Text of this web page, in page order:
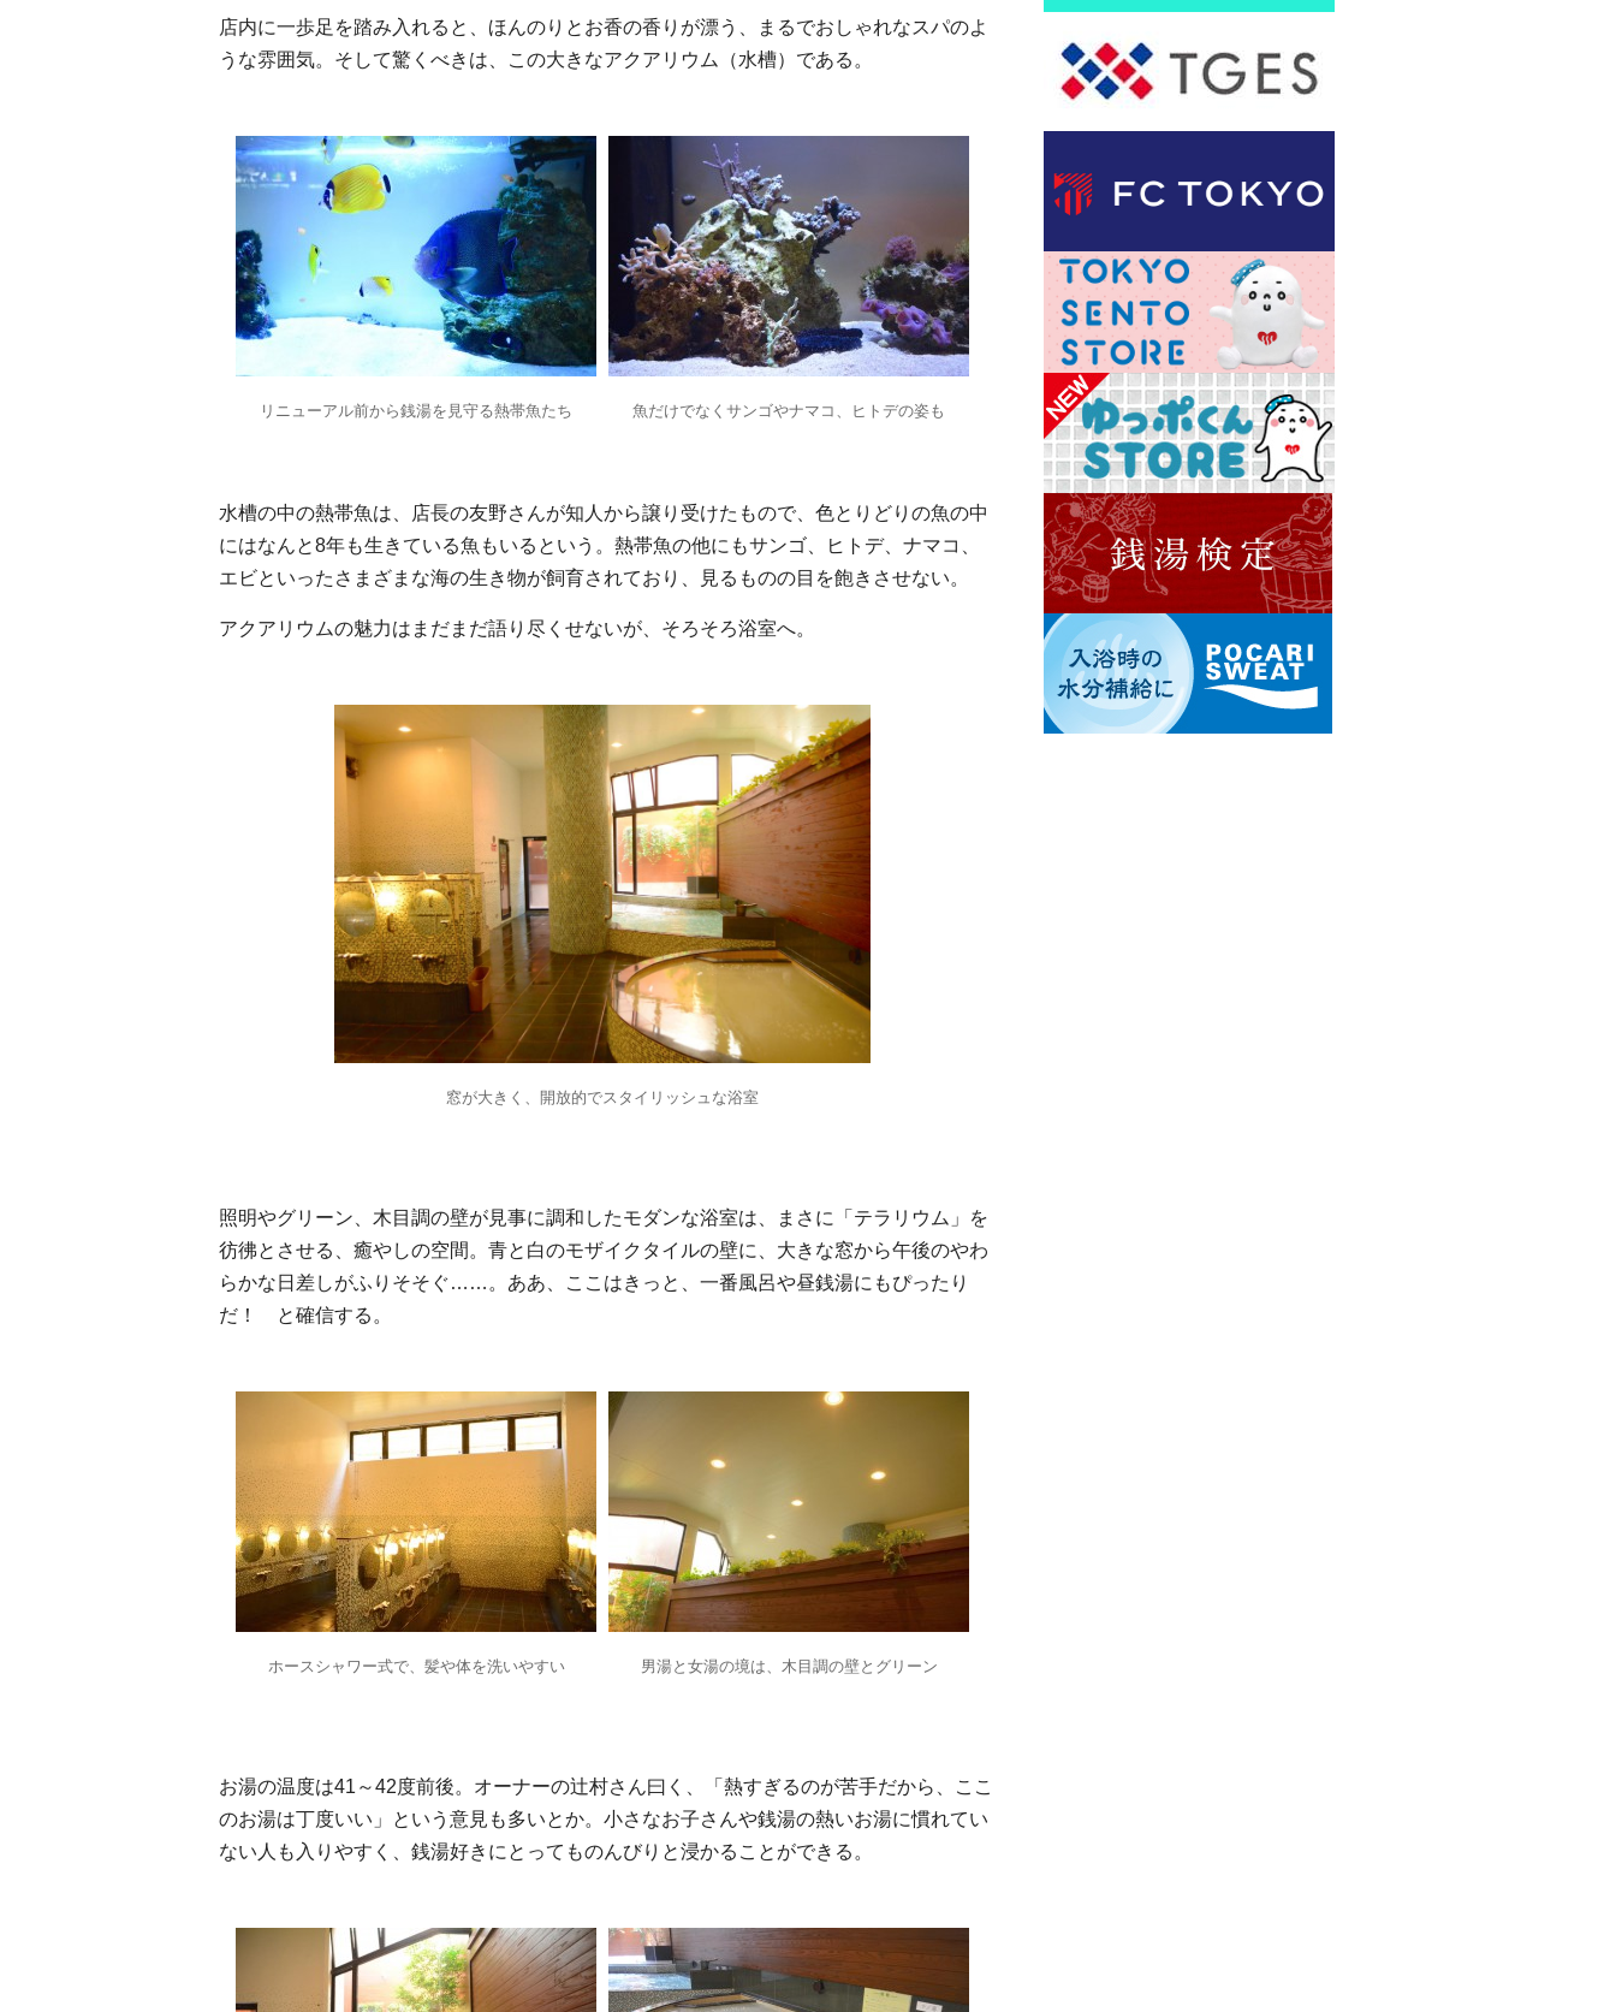
店内に一歩足を踏み入れると、ほんのりとお香の香りが漂う、まるでおしゃれなスパのよ
うな雰囲気。そして驚くべきは、この大きなアクアリウム（水槽）である。
リニューアル前から銭湯を見守る熱帯魚たち 魚だけでなくサンゴやナマコ、ヒトデの姿も
水槽の中の熱帯魚は、店長の友野さんが知人から譲り受けたもので、色とりどりの魚の中
にはなんと8年も生きている魚もいるという。熱帯魚の他にもサンゴ、ヒトデ、ナマコ、
エビといったさまざまな海の生き物が飼育されており、見るものの目を飽きさせない。
アクアリウムの魅力はまだまだ語り尽くせないが、そろそろ浴室へ。
窓が大きく、開放的でスタイリッシュな浴室
照明やグリーン、木目調の壁が見事に調和したモダンな浴室は、まさに「テラリウム」を
彷彿とさせる、癒やしの空間。青と白のモザイクタイルの壁に、大きな窓から午後のやわ
らかな日差しがふりそそぐ……。ああ、ここはきっと、一番風呂や昼銭湯にもぴったり
だ！ と確信する。
ホースシャワー式で、髪や体を洗いやすい 男湯と女湯の境は、木目調の壁とグリーン
お湯の温度は41～42度前後。オーナーの辻村さん曰く、「熱すぎるのが苦手だから、ここ
のお湯は丁度いい」という意見も多いとか。小さなお子さんや銭湯の熱いお湯に慣れてい
ない人も入りやすく、銭湯好きにとってものんびりと浸かることができる。